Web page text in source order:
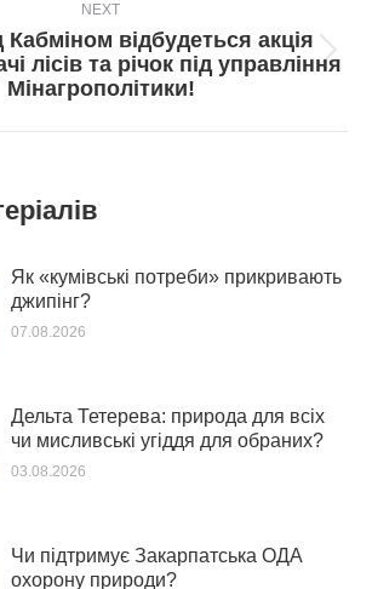
NEXT
Next
post:
відбудеться акція
лісів та річок під управління
Мінагрополітики!
Як «кумівські потреби» прикривають
джипінг?
07.08.2026
Дельта Тетерева: природа для всіх
чи мисливські угіддя для обраних?
03.08.2026
Чи підтримує Закарпатська ОДА
охорону природи?